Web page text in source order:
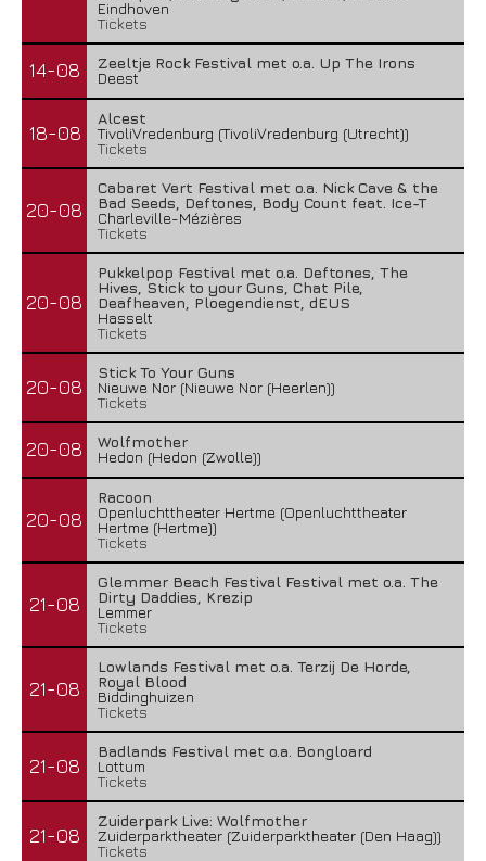
Eindhoven
Tickets
14-08
Zeeltje Rock Festival met o.a. Up The Irons
Deest
18-08
Alcest
TivoliVredenburg (TivoliVredenburg (Utrecht))
Tickets
20-08
Cabaret Vert Festival met o.a. Nick Cave & the
Bad Seeds, Deftones, Body Count feat. Ice-T
Charleville-Mézières
Tickets
20-08
Pukkelpop Festival met o.a. Deftones, The
Hives, Stick to your Guns, Chat Pile,
Deafheaven, Ploegendienst, dEUS
Hasselt
Tickets
20-08
Stick To Your Guns
Nieuwe Nor (Nieuwe Nor (Heerlen))
Tickets
20-08
Wolfmother
Hedon (Hedon (Zwolle))
20-08
Racoon
Openluchttheater Hertme (Openluchttheater
Hertme (Hertme))
Tickets
21-08
Glemmer Beach Festival Festival met o.a. The
Dirty Daddies, Krezip
Lemmer
Tickets
21-08
Lowlands Festival met o.a. Terzij De Horde,
Royal Blood
Biddinghuizen
Tickets
21-08
Badlands Festival met o.a. Bongloard
Lottum
Tickets
21-08
Zuiderpark Live: Wolfmother
Zuiderparktheater (Zuiderparktheater (Den Haag))
Tickets